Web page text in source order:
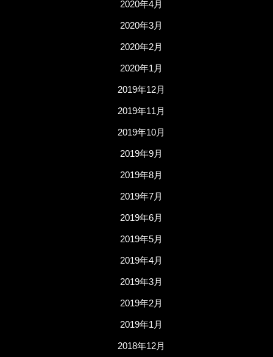
2020年4月
2020年3月
2020年2月
2020年1月
2019年12月
2019年11月
2019年10月
2019年9月
2019年8月
2019年7月
2019年6月
2019年5月
2019年4月
2019年3月
2019年2月
2019年1月
2018年12月